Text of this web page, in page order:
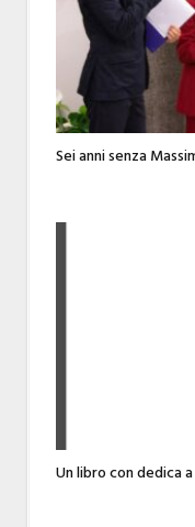
Sei anni senza
Un libro con dedica